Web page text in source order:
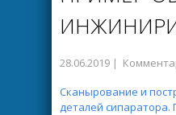
28.06.2019 |
Сканырование и
деталей сипаратора.